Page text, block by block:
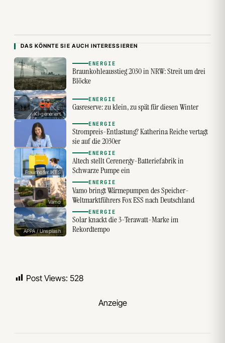
DAS KÖNNTE SIE AUCH INTERESSIEREN
ENERGIE
Braunkohleausstieg 2030 in NRW: Streit um drei
Blöcke
KI-generiert
ENERGIE
Gasreserve: zu klein, zu spät für diesen Winter
ENERGIE
Strompreis-Entlastung? Katherina Reiche vertagt
sie auf die 2030er
Fraunhofer IKTS
ENERGIE
Altech stellt Cerenergy-Batteriefabrik in
Schwarze Pumpe ein
Vamo
ENERGIE
Vamo bringt Wärmepumpen des Speicher-
Weltmarktführers Fox ESS nach Deutschland
APPA / Unsplash
ENERGIE
Solar knackt die 3-Terawatt-Marke im
Rekordtempo
Post Views: 528
Anzeige